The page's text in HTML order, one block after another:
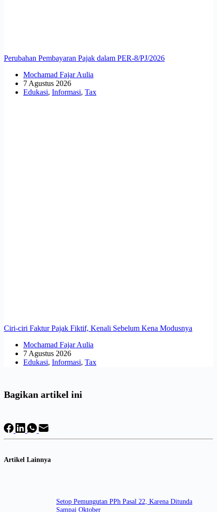
Perubahan Pembayaran Pajak dalam PER-8/PJ/2026
Mochamad Fajar Aulia
7 Agustus 2026
Edukasi, Informasi, Tax
Ciri-ciri Faktur Pajak Fiktif, Kenali Sebelum Kena Modusnya
Mochamad Fajar Aulia
7 Agustus 2026
Edukasi, Informasi, Tax
Bagikan artikel ini
Artikel Lainnya
Setop Pemungutan PPh Pasal 22, Karena Ditunda
Sampai Oktober